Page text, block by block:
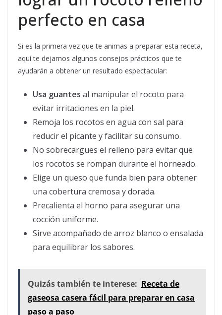
perfecto en casa
Si es la primera vez que te animas a preparar esta receta,
aquí te dejamos algunos consejos prácticos que te
ayudarán a obtener un resultado espectacular:
Usa guantes al manipular el rocoto para
evitar irritaciones en la piel.
Remoja los rocotos en agua con sal para
reducir el picante y facilitar su consumo.
No sobrecargues el relleno para evitar que
los rocotos se rompan durante el horneado.
Elige un queso que funda bien para obtener
una cobertura cremosa y dorada.
Precalienta el horno para asegurar una
cocción uniforme.
Sirve acompañado de arroz blanco o ensalada
para equilibrar los sabores.
Quizás también te interese: Receta de
gaseosa casera fácil para preparar en casa
paso a paso